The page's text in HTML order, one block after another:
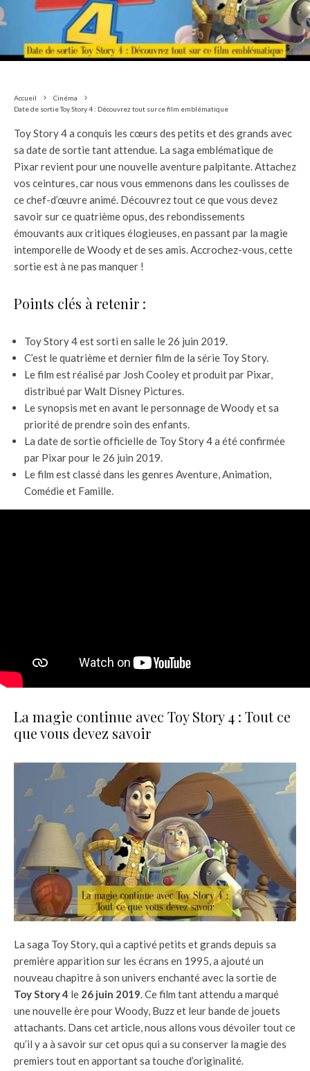
Accueil
Cinéma
Date de sortie Toy Story 4 : Découvrez tout sur ce film emblématique
Toy Story 4 a conquis les cœurs des petits et des grands avec
sa date de sortie tant attendue. La saga emblématique de
Pixar revient pour une nouvelle aventure palpitante. Attachez
vos ceintures, car nous vous emmenons dans les coulisses de
ce chef-d’œuvre animé. Découvrez tout ce que vous devez
savoir sur ce quatrième opus, des rebondissements
émouvants aux critiques élogieuses, en passant par la magie
intemporelle de Woody et de ses amis. Accrochez-vous, cette
sortie est à ne pas manquer !
Points clés à retenir :
Toy Story 4 est sorti en salle le 26 juin 2019.
C’est le quatrième et dernier film de la série Toy Story.
Le film est réalisé par Josh Cooley et produit par Pixar,
distribué par Walt Disney Pictures.
Le synopsis met en avant le personnage de Woody et sa
priorité de prendre soin des enfants.
La date de sortie officielle de Toy Story 4 a été confirmée
par Pixar pour le 26 juin 2019.
Le film est classé dans les genres Aventure, Animation,
Comédie et Famille.
La magie continue avec Toy Story 4 : Tout ce
que vous devez savoir
La saga Toy Story, qui a captivé petits et grands depuis sa
première apparition sur les écrans en 1995, a ajouté un
nouveau chapitre à son univers enchanté avec la sortie de
Toy Story 4 le 26 juin 2019. Ce film tant attendu a marqué
une nouvelle ère pour Woody, Buzz et leur bande de jouets
attachants. Dans cet article, nous allons vous dévoiler tout ce
qu’il y a à savoir sur cet opus qui a su conserver la magie des
premiers tout en apportant sa touche d’originalité.